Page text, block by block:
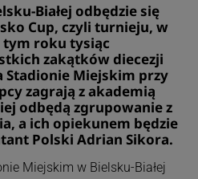
Białej odbędzie się
Cup, czyli turnieju, w
tym roku tysiąc
zakątków diecezji
Stadionie Miejskim przy
zagrają z akademią
odbędą zgrupowanie z
a ich opiekunem będzie
Polski Adrian Sikora.
Miejskim w Bielsku-Białej